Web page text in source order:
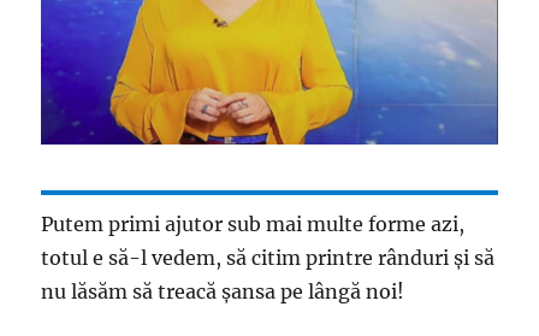
Putem primi ajutor sub mai multe forme azi,
totul e să-l vedem, să citim printre rânduri şi să
nu lăsăm să treacă şansa pe lângă noi!